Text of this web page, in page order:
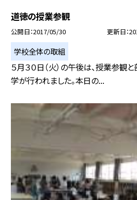
道徳の授業参観
公開日 2017/05/30 更新日
学校全体の取組
５月３０日（火）の午後は、授業参観
学が行われました。本日の...